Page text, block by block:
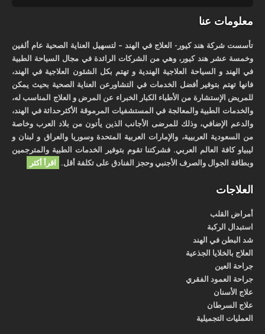
معلومات عنا
تأسست شركة هند كيور- العلاج في الهند – لتسهيل العناية الصحية عام ألفين
وخمسة عشر هند كيور، وهي من الشركات الرائدة في مجال السياحة الطبية
في الهند و السياحة العلاجية الهندية و تهتم بكل الشئون العلاجية في الهند،
فانها تهتم بتوفير أفضل الخدمات في التشاورعن العناية الصحية بحيث يمكن
للمريض الإستشارة من الأطباء الكبار الخبراء عن المرض و العلاج المناسب له،
والخدمات الطبية والمعالجة في المستشفيات المرموقة الأكثرحداثة في الهند،
والدعم الإضافي، وذلك للمرضى الأجانب الذين يأتون من بلاد العرب وخاصة
من السعودية العربيية، والإمارات العربية المتحدة وسوريا والعراق و لبنان و
ليبياو كافة العالم العربي. فشركتنا تقوم بتوفير الخدمات الطبية والمترجمين
وبطاقة الجوال والصرف الأجنبي وحجز الفنادق على تكلفة أقل. اقرأ أكثر
العلاجات
أمراض القلب
استبدال الركبة
شد البطن في الهند
العلاج بالخلايا الجذعية
جراحة العين
جراحة العمود الفقري
علاج الأسنان
علاج السرطان
العمليات التجميلية